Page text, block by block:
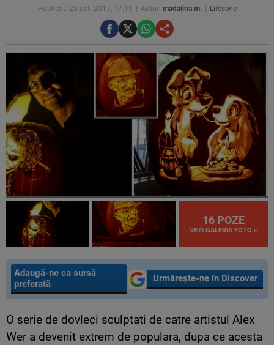
Publicat: 25 oct. 2017, 17:11 Autor: madalina m. Lifestyle
16 POZE
VEZI GALERIA FOTO »
Adaugă-ne ca sursă
preferată
Urmărește-ne în Discover
O serie de dovleci sculptati de catre artistul Alex
Wer a devenit extrem de populara, dupa ce acesta